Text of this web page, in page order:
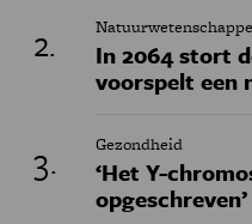
In 2064 stort
voorspelt een
Gezondheid
‘Het Y-
opgeschreven’